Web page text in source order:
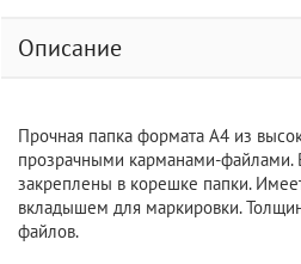
Описание
Прочная папка формата A4 из
прозрачными карманами-файлами.
закреплены в корешке папки.
вкладышем для маркировки.
файлов.